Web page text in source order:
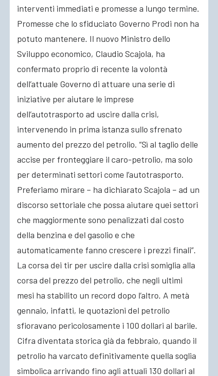
interventi immediati e promesse a lungo termine.
Promesse che lo sfiduciato Governo Prodi non ha
potuto mantenere. Il nuovo Ministro dello
Sviluppo economico, Claudio Scajola, ha
confermato proprio di recente la volontà
dell’attuale Governo di attuare una serie di
iniziative per aiutare le imprese
dell’autotrasporto ad uscire dalla crisi,
intervenendo in prima istanza sullo sfrenato
aumento del prezzo del petrolio. “Sì al taglio delle
accise per fronteggiare il caro-petrolio, ma solo
per determinati settori come l’autotrasporto.
Preferiamo mirare – ha dichiarato Scajola – ad un
discorso settoriale che possa aiutare quei settori
che maggiormente sono penalizzati dal costo
della benzina e del gasolio e che
automaticamente fanno crescere i prezzi finali”.
La corsa dei tir per uscire dalla crisi somiglia alla
corsa del prezzo del petrolio, che negli ultimi
mesi ha stabilito un record dopo l’altro. A metà
gennaio, infatti, le quotazioni del petrolio
sfioravano pericolosamente i 100 dollari al barile.
Cifra diventata storica già da febbraio, quando il
petrolio ha varcato definitivamente quella soglia
simbolica arrivando fino agli attuali 130 dollari al